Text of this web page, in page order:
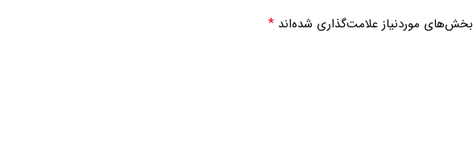
بخش‌های موردنیاز علامت‌گذاری شده‌اند *